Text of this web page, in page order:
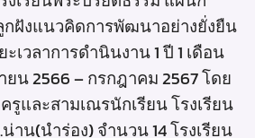
ฝังแนวคิดการพัฒนาอย่างยั่งยืน
เวลาการดำนินงาน 1 ปี 1 เดือน
ยน 2566 – กรกฎาคม 2567 โดย
รูและสามเณรนักเรียน โรงเรียน
าน(นำร่อง) จำนวน 14 โรงเรียน